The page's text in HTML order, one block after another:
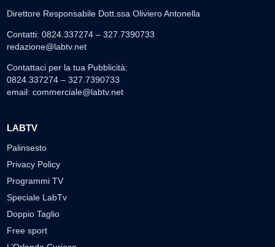
Direttore Responsabile Dott.ssa Oliviero Antonella
Contatti: 0824.337274 – 327.7390733
redazione@labtv.net
Contattaci per la tua Pubblicità:
0824.337274 – 327.7390733
email: commerciale@labtv.net
LABTV
Palinsesto
Privacy Policy
Programmi TV
Speciale LabTv
Doppio Taglio
Free sport